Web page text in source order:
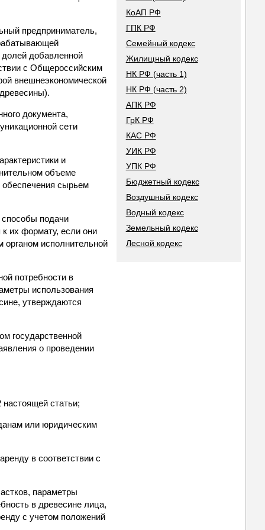
предприниматель,
добавленной
с Общероссийским
внешнеэкономической
документа,
сети
и
объеме
обеспечения сырьем
способы подачи
их формату, если они
исполнительной
потребности в
использования
утверждаются
государственной
о проведении
статьи;
или юридическим
в соответствии с
параметры
в древесине лица,
с учетом положений
КоАП РФ
ГПК РФ
Семейный кодекс
Жилищный кодекс
НК РФ (часть 1)
НК РФ (часть 2)
АПК РФ
ГрК РФ
КАС РФ
УИК РФ
УПК РФ
Бюджетный кодекс
Воздушный кодекс
Водный кодекс
Земельный кодекс
Лесной кодекс